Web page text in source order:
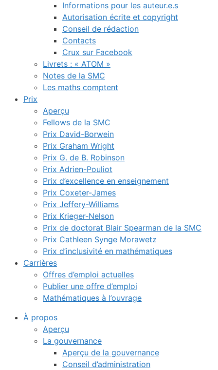
Informations pour les auteur.e.s
Autorisation écrite et copyright
Conseil de rédaction
Contacts
Crux sur Facebook
Livrets : « ATOM »
Notes de la SMC
Les maths comptent
Prix
Aperçu
Fellows de la SMC
Prix David-Borwein
Prix Graham Wright
Prix G. de B. Robinson
Prix Adrien-Pouliot
Prix d’excellence en enseignement
Prix Coxeter-James
Prix Jeffery-Williams
Prix Krieger-Nelson
Prix de doctorat Blair Spearman de la SMC
Prix Cathleen Synge Morawetz
Prix d’inclusivité en mathématiques
Carrières
Offres d’emploi actuelles
Publier une offre d’emploi
Mathématiques à l’ouvrage
À propos
Aperçu
La gouvernance
Aperçu de la gouvernance
Conseil d’administration